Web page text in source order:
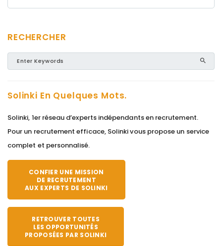
RECHERCHER
Solinki En Quelques Mots.
Solinki, 1er réseau d’experts indépendants en recrutement.
Pour un recrutement efficace, Solinki vous propose un service
complet et personnalisé.
CONFIER UNE MISSION
DE RECRUTEMENT
AUX EXPERTS DE SOLINKI
RETROUVER TOUTES
LES OPPORTUNITÉS
PROPOSÉES PAR SOLINKI